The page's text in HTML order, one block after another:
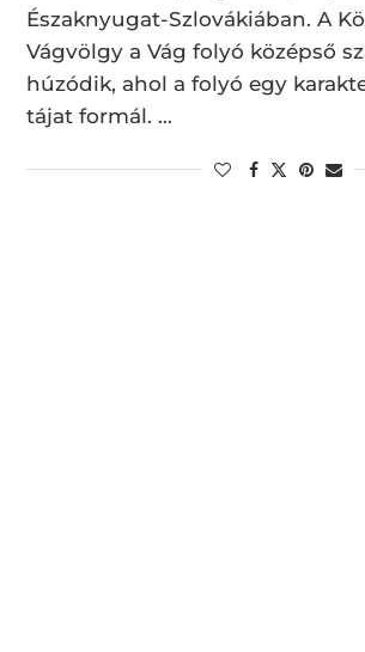
Északnyugat-Szlovákiában. A
Vágvölgy a Vág folyó középső
húzódik, ahol a folyó egy
tájat formál. …